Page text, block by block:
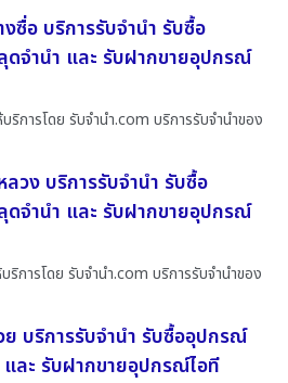
ซื่อ บริการรับจำนำ รับซื้อ
จำนำ และ รับฝากขายอุปกรณ์
ริการโดย รับจํานํา.com บริการรับจำนำของ
วง บริการรับจำนำ รับซื้อ
จำนำ และ รับฝากขายอุปกรณ์
ริการโดย รับจํานํา.com บริการรับจำนำของ
บริการรับจำนำ รับซื้ออุปกรณ์
ละ รับฝากขายอุปกรณ์ไอที